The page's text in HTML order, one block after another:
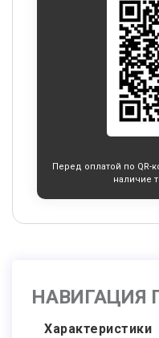
Перед оплатой по QR-
наличие
НАВИГАЦИЯ
Характеристики